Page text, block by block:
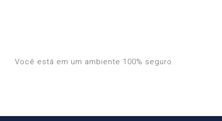
Você está em um ambiente 100% seguro.